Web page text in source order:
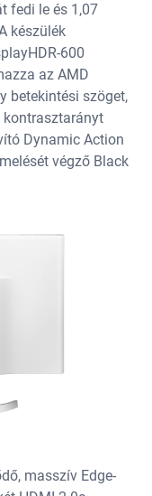
fedi le és 1,07
készülék
600
az AMD
betekintési szöget,
kontrasztarányt
Dynamic Action
végző Black
masszív Edge-